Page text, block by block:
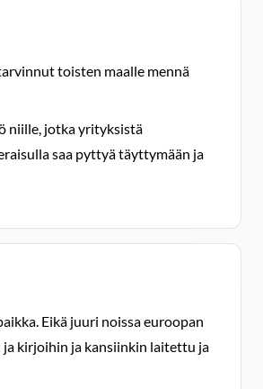
toisten maalle mennä
niille, jotka yrityksistä
saa pyttyä täyttymään ja
Eikä juuri noissa euroopan
kirjoihin ja kansiinkin laitettu ja